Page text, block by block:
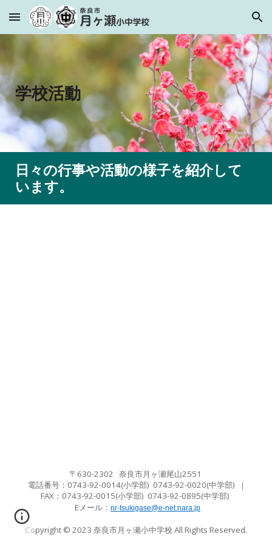
Skip to main content Skip to navigation
学校活動
日々の行事や活動の様子を紹介して
います。
〒630-2302 奈良市月ヶ瀬尾山2551
電話番号：0743-92-0014(小学部) 0743-92-0020(中学部) ｜
FAX： 0743-92-0015(小学部) 0743-92-0895(中学部)
Eメール ： nr-tsukigase@e-net.nara.jp
Copyright © 2023 奈良市月ヶ瀬小中学校 All Rights Reserved.